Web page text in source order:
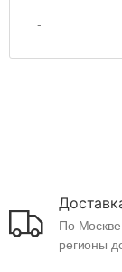
-
По
регионы